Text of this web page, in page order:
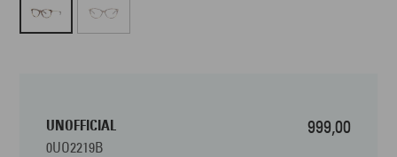
UNOFFICIAL
0UO2219B
999,00